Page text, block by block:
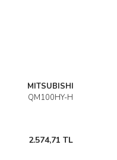
MITSUBISHI
QM100HY-H
2.574,71 TL